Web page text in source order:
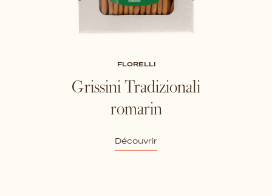
FLORELLI
Grissini Tradizionali
romarin
Découvrir